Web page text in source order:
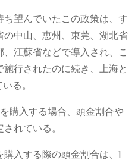
望んでいたこの政策は、す
中山、恵州、東莞、湖北省
江蘇省などで導入され、こ
行されたのに続き、上海と
る。
購入する場合、頭金割合や
れている。
入する際の頭金割合は、1